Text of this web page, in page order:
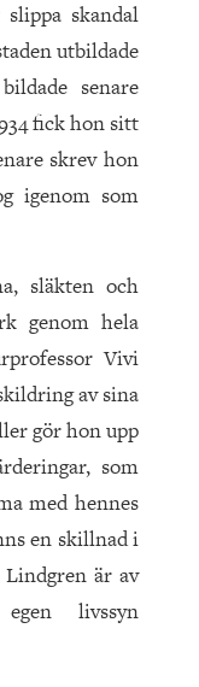
skandal
utbildade
senare
fick hon sitt
skrev hon
igenom som
släkten och
genom hela
Vivi
av sina
gör hon upp
som
med hennes
en skillnad i
är av
livssyn